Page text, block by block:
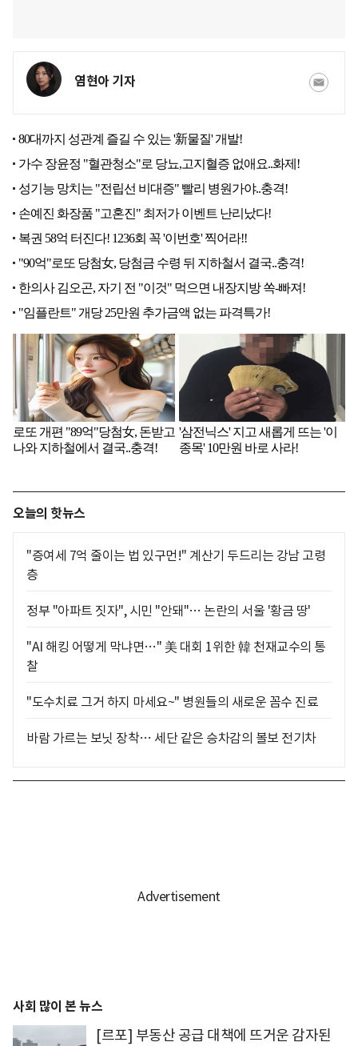
염현아 기자
오늘의 핫뉴스
"증여세 7억 줄이는 법 있구먼!" 계산기 두드리는 강남 고령
층
정부 "아파트 짓자", 시민 "안돼"… 논란의 서울 '황금 땅'
"AI 해킹 어떻게 막냐면…" 美 대회 1위한 韓 천재교수의 통
찰
"도수치료 그거 하지 마세요~" 병원들의 새로운 꼼수 진료
바람 가르는 보닛 장착… 세단 같은 승차감의 볼보 전기차
사회 많이 본 뉴스
[르포] 부동산 공급 대책에 뜨거운 감자된